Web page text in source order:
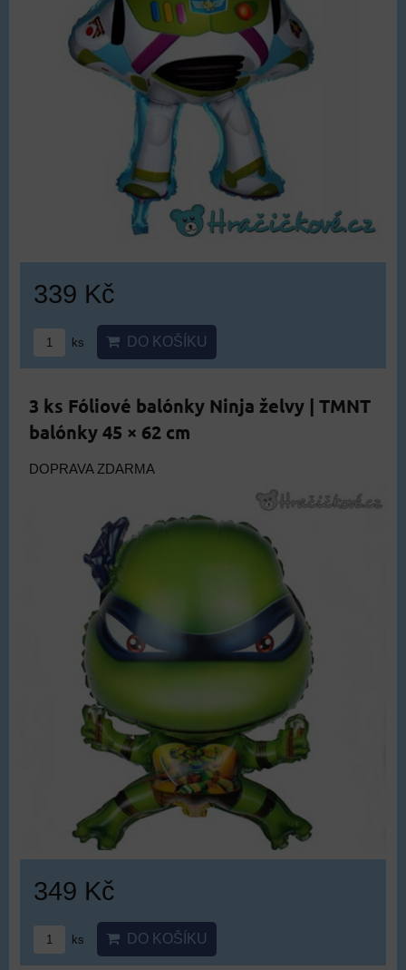
339 Kč
ks DO KOŠÍKU
3 ks Fóliové balónky Ninja želvy | TMNT
balónky 45 × 62 cm
DOPRAVA ZDARMA
349 Kč
ks DO KOŠÍKU